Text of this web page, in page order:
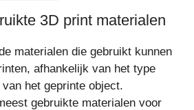
3D print materialen
materialen die gebruikt kunnen
afhankelijk van het type
het geprinte object.
gebruikte materialen voor